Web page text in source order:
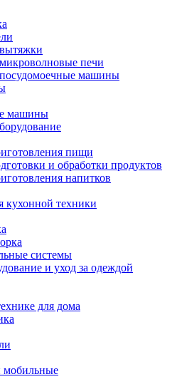
печи
машины
машины
пищи
и обработки продуктов
напитков
кухонной техники
системы
и уход за одеждой
для дома